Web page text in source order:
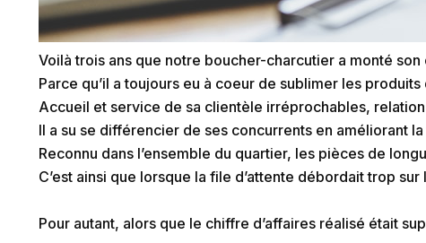
Voilà trois ans que notre boucher-charcutier a monté son
Parce qu’il a toujours eu à coeur de sublimer les
Accueil et service de sa clientèle irréprochables,
Il a su se différencier de ses concurrents en améliorant
Reconnu dans l’ensemble du quartier, les pièces de
C’est ainsi que lorsque la file d’attente débordait trop
Pour autant, alors que le chiffre d’affaires réalisé était